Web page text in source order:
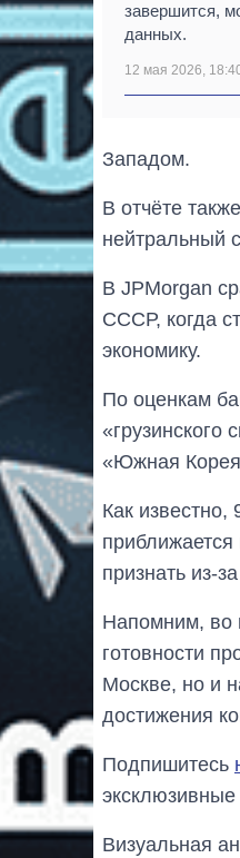
завершится,
данных.
12 мая 2026,
Западом.
В отчёте
нейтральный
В JPMorgan
СССР, когда
экономику.
По оценкам
«грузинского
«Южная
Как
признать из-
Напомним, во
готовности
Москве, но и
достижения
Подпишитесь
Визуальная